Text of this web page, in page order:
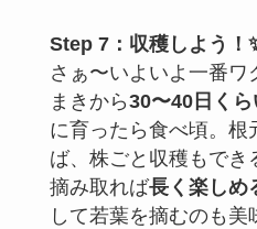
Step 7：収穫しよう！
さぁ〜いよいよ一番
まきから30〜40日くら
に育ったら食べ頃。根
ば、株ごと収穫もでき
摘み取れば長く楽しめ
して若葉を摘むのも